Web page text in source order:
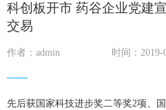
科创板开市 药谷企业党建
交易
作者：admin 时间：2019-
先后获国家科技进步奖二等奖2项、